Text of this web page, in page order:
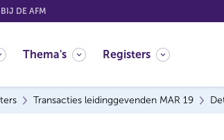
DE AFM
Thema's Registers
Transacties leidinggevenden MAR 19